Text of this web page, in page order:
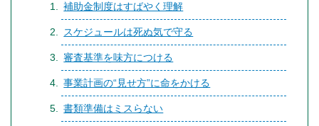
補助金制度はすばやく理解
スケジュールは死ぬ気で守る
審査基準を味方につける
事業計画の“見せ方”に命をかける
書類準備はミスらない